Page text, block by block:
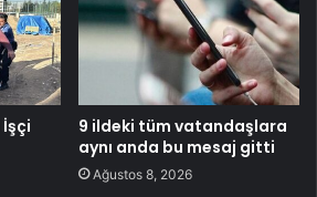
9 ildeki tüm vatandaşlara
aynı anda bu mesaj gitti
Ağustos 8, 2026